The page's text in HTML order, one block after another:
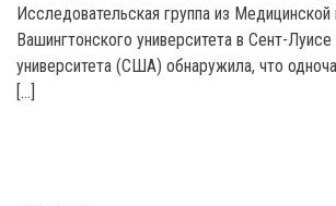
Исследовательская группа из
Вашингтонского университета в Сент-Луисе
университета (США) обнаружила, что
[…]